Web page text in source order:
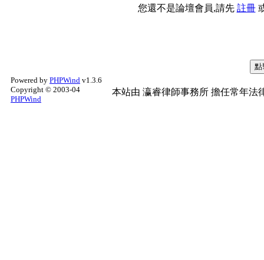
您還不是論壇會員,請先 註冊
Powered by PHPWind v1.3.6
Copyright © 2003-04
PHPWind
本站由 瀛睿律師事務所 擔任常年法